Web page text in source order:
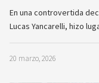
En una controvertida
Lucas Yancarelli, hizo
20 marzo, 2026